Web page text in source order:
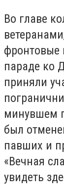
Во главе
фронтовые
параде ко
приняли
минувшем
был
павших и
«Вечная
увидеть